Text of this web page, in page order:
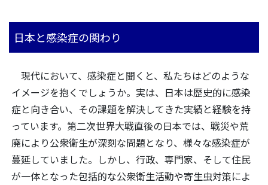
日本と感染症の関わり
現代において、感染症と聞くと、私たちはどのような
イメージを抱くでしょうか。実は、日本は歴史的に感染
症と向き合い、その課題を解決してきた実績と経験を持
っています。第二次世界大戦直後の日本では、戦災や荒
廃により公衆衛生が深刻な問題となり、様々な感染症が
蔓延していました。しかし、行政、専門家、そして住民
が一体となった包括的な公衆衛生活動や寄生虫対策によ